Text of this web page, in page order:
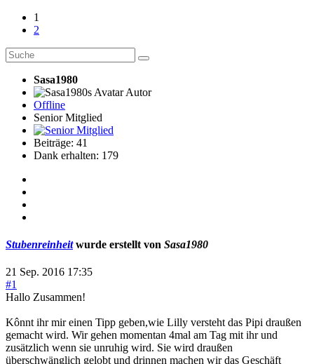
1
2
Sasa1980
Autor
Offline
Senior Mitglied
Beiträge: 41
Dank erhalten: 179
Stubenreinheitwurde erstellt von Sasa1980
21 Sep. 2016 17:35
#1
Hallo Zusammen!
Kônnt ihr mir einen Tipp geben,wie Lilly versteht das Pipi draußen
gemacht wird. Wir gehen momentan 4mal am Tag mit ihr und
zusätzlich wenn sie unruhig wird. Sie wird draußen
überschwänglich gelobt und drinnen machen wir das Geschäft